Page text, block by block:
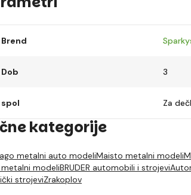
Brend
Dob 3
spol Za
kategorije
metalni auto modeliMaisto metalni modeli
metalni modeliBRUDER automobili i strojevi
strojeviZrakoplov